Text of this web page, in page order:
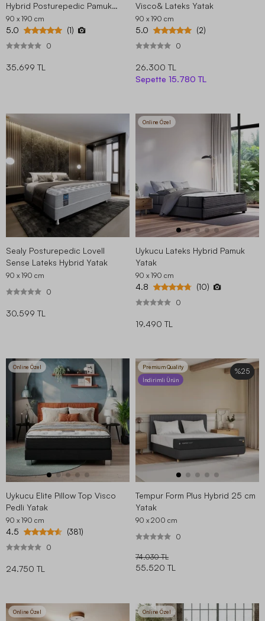
Hybrid Posturepedic Pamuk
Yatak
90 x 190 cm
5.0 (1)
0
35.699 TL
Visco& Lateks Yatak
90 x 190 cm
5.0 (2)
0
26.300 TL
Sepette 15.780 TL
Sealy Posturepedic Lovell
Sense Lateks Hybrid Yatak
90 x 190 cm
0
30.599 TL
Online Özel
Uykucu Lateks Hybrid Pamuk
Yatak
90 x 190 cm
4.8 (10)
0
19.490 TL
Online Özel
Uykucu Elite Pillow Top Visco
Pedli Yatak
90 x 190 cm
4.5 (381)
0
24.750 TL
%25
Premium Quality
İndirimli Ürün
Tempur Form Plus Hybrid 25 cm
Yatak
90 x 200 cm
0
74.030 TL
55.520 TL
Online Özel Online Özel